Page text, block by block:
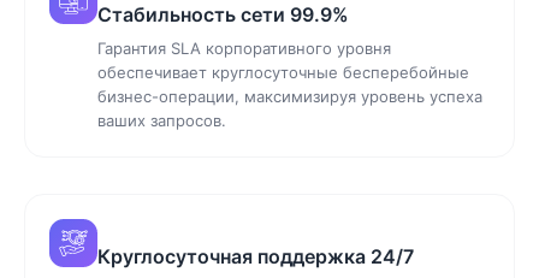
Стабильность сети 99.9%
Гарантия SLA корпоративного уровня
обеспечивает круглосуточные бесперебойные
бизнес-операции, максимизируя уровень успеха
ваших запросов.
Круглосуточная поддержка 24/7